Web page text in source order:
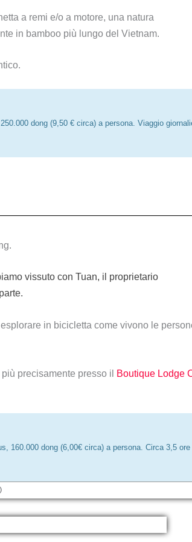
a remi e/o a motore, una natura
in bamboo più lungo del Vietnam.
dong (9,50 € circa) a persona. Viaggio
vissuto con Tuan, il proprietario
in bicicletta come vivono le
precisamente presso il
Boutique Lodge
160.000 dong (6,00€ circa) a persona. Circa 3,5 ore